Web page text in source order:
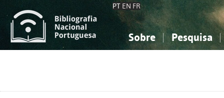
PT EN FR
Sobre Pesquisa